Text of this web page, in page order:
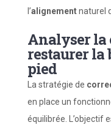
l’alignementnaturel
Analyser la
restaurer la
pied
La stratégie de
en place un
équilibrée. L’objectif